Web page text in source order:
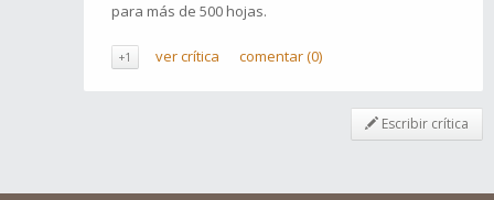
para más de 500 hojas.
+1 ver crítica comentar (0)
Escribir crítica